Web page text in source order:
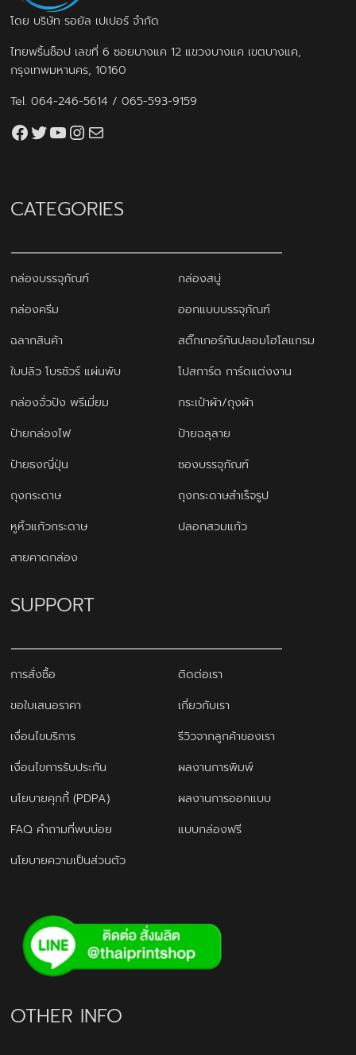
โดย บริษัท รอยัล เปเปอร์ จำกัด
ไทยพริ้นช็อป เลขที่ 6 ซอยบางแค 12 แขวงบางแค เขตบางแค,
กรุงเทพมหานคร, 10160
Tel.064-246-5614 /065-593-9159
Facebook
Twitter
YouTube
Instagram
thaiprintshop.aw@gmail.com
CATEGORIES
กล่องบรรจุภัณฑ์
กล่องสบู่
กล่องครีม
ออกแบบบรรจุภัณฑ์
ฉลากสินค้า
สติ๊กเกอร์กันปลอมโฮโลแกรม
ใบปลิว โบรชัวร์ แผ่นพับ
โปสการ์ด การ์ดแต่งงาน
กล่องจั่วปัง พรีเมี่ยม
กระเป๋าผ้า/ถุงผ้า
ป้ายกล่องไฟ
ป้ายฉลุลาย
ป้ายธงญี่ปุ่น
ซองบรรจุภัณฑ์
ถุงกระดาษ
ถุงกระดาษสำเร็จรูป
หูหิ้วแก้วกระดาษ
ปลอกสวมแก้ว
สายคาดกล่อง
SUPPORT
การสั่งซื้อ
ติดต่อเรา
ขอใบเสนอราคา
เกี่ยวกับเรา
เงื่อนไขบริการ
รีวิวจากลูกค้าของเรา
เงื่อนไขการรับประกัน
ผลงานการพิมพ์
นโยบายคุกกี้ (PDPA)
ผลงานการออกแบบ
FAQ คำถามที่พบบ่อย
แบบกล่องฟรี
นโยบายความเป็นส่วนตัว
OTHER INFO